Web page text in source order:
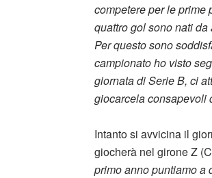
competere per le prime
quattro gol sono nati
Per questo sono
campionato ho visto
giornata di Serie B, ci
giocarcela consapevoli
Intanto si avvicina il
giocherà nel girone Z
primo anno puntiamo a